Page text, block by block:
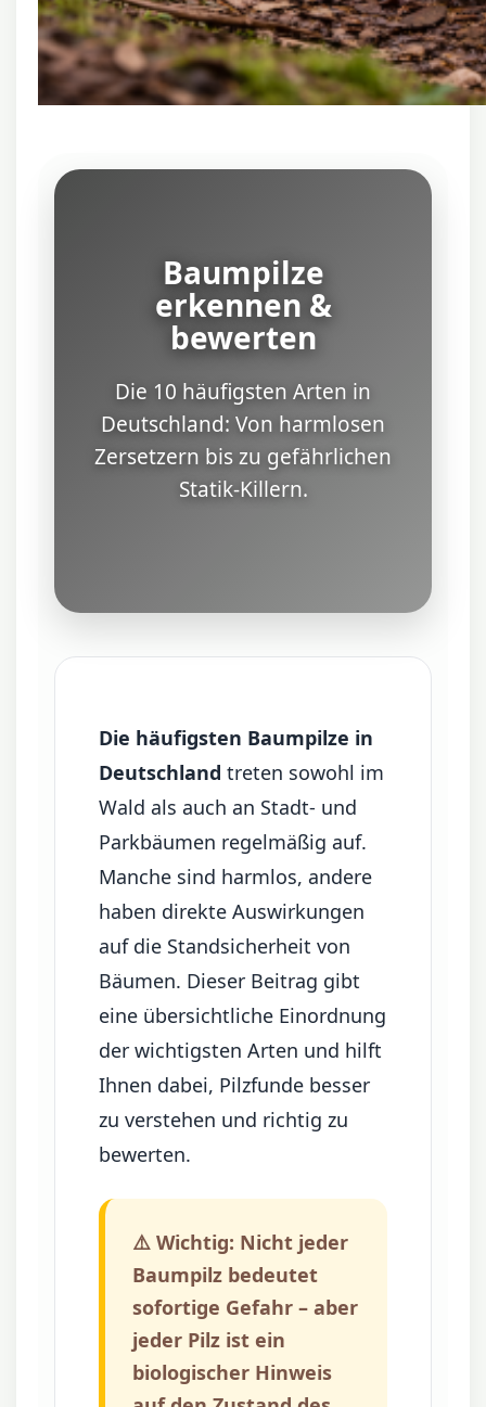
Baumpilze
erkennen &
bewerten
Die 10 häufigsten Arten in
Deutschland: Von harmlosen
Zersetzern bis zu gefährlichen
Statik-Killern.
Die häufigsten Baumpilze in
Deutschland treten sowohl im
Wald als auch an Stadt- und
Parkbäumen regelmäßig auf.
Manche sind harmlos, andere
haben direkte Auswirkungen
auf die Standsicherheit von
Bäumen. Dieser Beitrag gibt
eine übersichtliche Einordnung
der wichtigsten Arten und hilft
Ihnen dabei, Pilzfunde besser
zu verstehen und richtig zu
bewerten.
⚠️ Wichtig: Nicht jeder
Baumpilz bedeutet
sofortige Gefahr – aber
jeder Pilz ist ein
biologischer Hinweis